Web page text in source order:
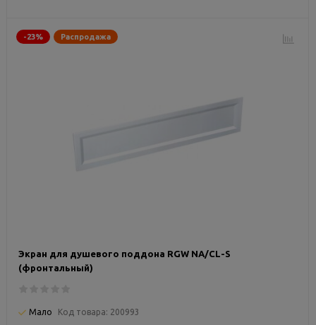
-23% Распродажа
Экран для душевого поддона RGW NА/CL-S
(фронтальный)
Мало Код товара: 200993